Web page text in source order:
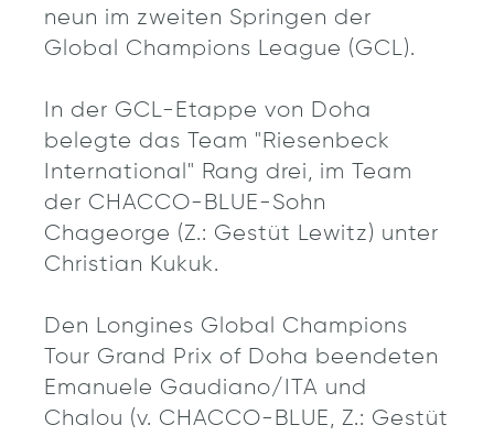
neun im zweiten Springen der
Global Champions League (GCL).
In der GCL-Etappe von Doha
belegte das Team "Riesenbeck
International" Rang drei, im Team
der CHACCO-BLUE-Sohn
Chageorge (Z.: Gestüt Lewitz) unter
Christian Kukuk.
Den Longines Global Champions
Tour Grand Prix of Doha beendeten
Emanuele Gaudiano/ITA und
Chalou (v. CHACCO-BLUE, Z.: Gestüt